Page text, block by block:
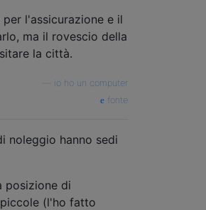
l'assicurazione e il
ma il rovescio della
la città.
io ho un computer
fonte
noleggio hanno sedi
posizione di
(l'ho fatto